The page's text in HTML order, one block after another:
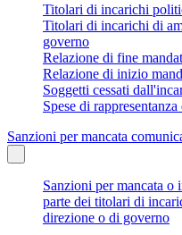
Titolari di incarichi
Titolari di incarichi di
governo
Relazione di fine
Relazione di inizio
Soggetti cessati
Spese di
Sanzioni per mancata
Sanzioni per mancata o
parte dei titolari di
direzione o di governo